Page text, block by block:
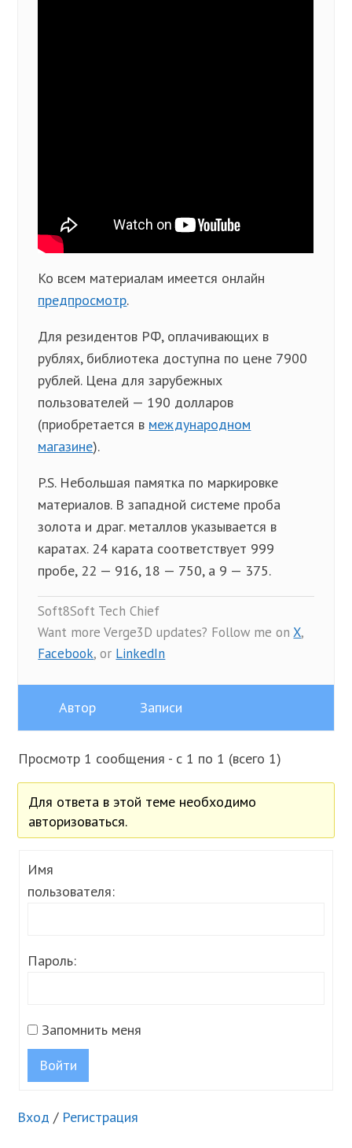
Ко всем материалам имеется онлайн
предпросмотр.
Для резидентов РФ, оплачивающих в
рублях, библиотека доступна по цене 7900
рублей. Цена для зарубежных
пользователей — 190 долларов
(приобретается в международном
магазине).
P.S. Небольшая памятка по маркировке
материалов. В западной системе проба
золота и драг. металлов указывается в
каратах. 24 карата соответствует 999
пробе, 22 — 916, 18 — 750, а 9 — 375.
Soft8Soft Tech Chief
Want more Verge3D updates? Follow me onX,
Facebook, or LinkedIn
Автор Записи
Просмотр 1 сообщения - с 1 по 1 (всего 1)
Для ответа в этой теме необходимо
авторизоваться.
Имя
пользователя:
Пароль:
Запомнить меня
Войти
Вход / Регистрация